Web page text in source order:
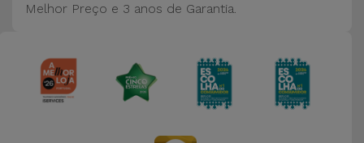
Melhor Preço e 3 anos de Garantia.